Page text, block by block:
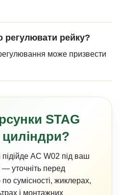
регулювати рейку?
може призвести
STAG
AC W02 під ваш
уточніть перед
сумісності, жиклерах,
і монтажних